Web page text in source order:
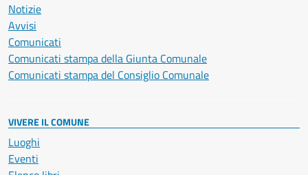
Notizie
Avvisi
Comunicati
Comunicati stampa della Giunta Comunale
Comunicati stampa del Consiglio Comunale
VIVERE IL COMUNE
Luoghi
Eventi